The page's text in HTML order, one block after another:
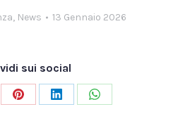
, News 13 Gennaio 2026
sui social
CondividiCondividiCondividi